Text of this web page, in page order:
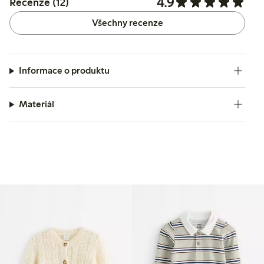
Recenze (12)
Všechny recenze
Informace o produktu
Materiál